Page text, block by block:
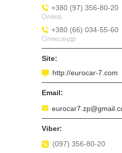
+380 (97) 356-80-20
Олена
+380 (66) 034-55-60
Олександр
http://eurocar-7.com
(097) 356-80-20